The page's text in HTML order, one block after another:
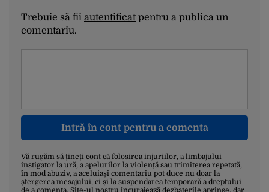
Trebuie să fii autentificatpentru a publica un
comentariu.
Intră în cont pentru a comenta
Vă rugăm să țineți cont că folosirea injuriilor, a limbajului
instigator la ură, a apelurilor la violență sau trimiterea repetată,
în mod abuziv, a aceluiași comentariu pot duce nu doar la
ștergerea mesajului, ci și la suspendarea temporară a dreptului
de a comenta. Site-ul nostru încurajează dezbaterile aprinse, dar